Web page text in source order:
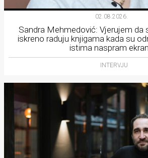
02.08.2026.
Sandra Mehmedović: Vjerujem da
iskreno raduju knjigama kada su
istima naspram
INTERVJU